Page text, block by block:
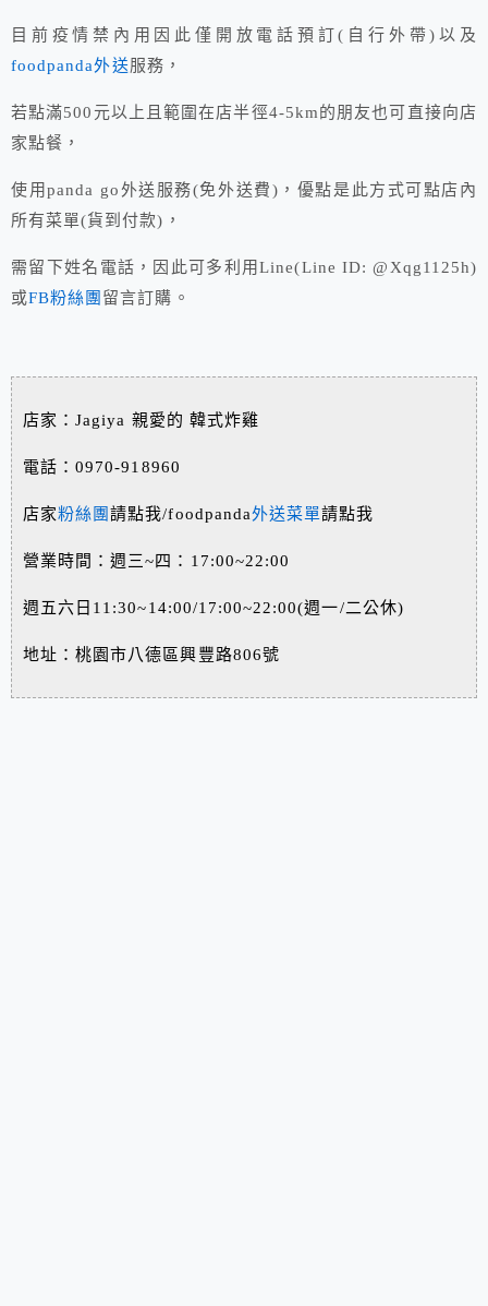
目前疫情禁內用因此僅開放電話預訂(自行外帶)以及
foodpanda外送服務，
若點滿500元以上且範圍在店半徑4-5km的朋友也可直接向店
家點餐，
使用panda go外送服務(免外送費)，優點是此方式可點店內
所有菜單(貨到付款)，
需留下姓名電話，因此可多利用Line(Line ID: @Xqg1125h)
或FB粉絲團 留言訂購。
店家：Jagiya 親愛的 韓式炸雞
電話：0970-918960
店家粉絲團請點我/foodpanda外送菜單請點我
營業時間：週三~四：17:00~22:00
週五六日11:30~14:00/17:00~22:00(週一/二公休)
地址：桃園市八德區興豐路806號